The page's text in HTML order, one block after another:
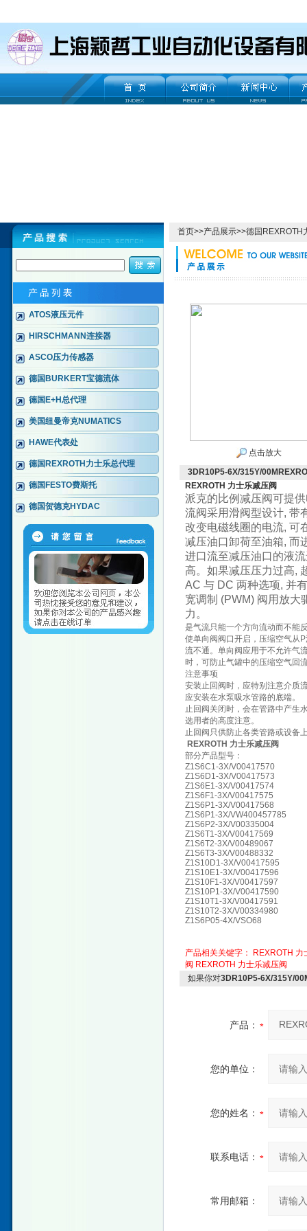
ATOS液压元件
HIRSCHMANN连接器
ASCO压力传感器
德国BURKERT宝德流体
德国E+H总代理
美国纽曼帝克NUMATICS
HAWE代表处
德国REXROTH力士乐总代理
德国FESTO费斯托
德国贺德克HYDAC
首页>>产品展示>>德国REXROTH
点击放大
3DR10P5-6X/315Y/
REXROTH 力士乐减压阀
派克的比例减压阀可提
流阀采用滑阀型设计, 带
改变电磁线圈的电流, 可
减压油口卸荷至油箱, 而
进口流至减压油口的液
高。如果减压压力过高,
AC 与 DC 两种选项, 并
宽调制 (PWM) 阀用放大
力。
是气流只能一个方向流动而不能
使单向阀阀口开启，压缩空气从
流不通。单向阀应用于不允许气
时，可防止气罐中的压缩空气回
注意事项
安装止回阀时，应特别注意介质
应安装在水泵吸水管路的底端。
止回阀关闭时，会在管路中产生
选用者的高度注意。
止回阀只供防止各类管路或设备
REXROTH 力士乐减压阀
部分产品型号：
Z1S6C1-3X/V00417570
Z1S6D1-3X/V00417573
Z1S6E1-3X/V00417574
Z1S6F1-3X/V00417575
Z1S6P1-3X/V00417568
Z1S6P1-3X/VW400457785
Z1S6P2-3X/V00335004
Z1S6T1-3X/V00417569
Z1S6T2-3X/V00489067
Z1S6T3-3X/V00488332
Z1S10D1-3X/V00417595
Z1S10E1-3X/V00417596
Z1S10F1-3X/V00417597
Z1S10P1-3X/V00417590
Z1S10T1-3X/V00417591
Z1S10T2-3X/V00334980
Z1S6P05-4X/VSO68
产品相关关键字：
REXROTH 力
阀 REXROTH 力士乐减压阀
如果你对3DR10P5-6X/315Y/
产品：
您的单位：
您的姓名：
联系电话：
常用邮箱：